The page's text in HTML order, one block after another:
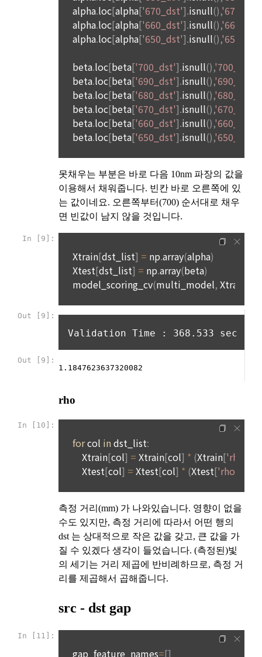
소셜 계정으로 로그인
시 보내시겠습니까?
데이콘 회원가입을 환영합니다. 메일 인증은 데이콘 회원가입
을 위한 필수 절차입니다. 아래 이메일을 인증하여 회원가입 절
차를 완료하여 주시기 바랍니다.
2. 수신확인통지를 받은 이용자는 의사표시의 불일치 등이 있는
경우에는 수신확인통지를 받은 후 즉시 구매 신청 변경 및 취소
를 요청할 수 있고 “사이트”는 제공 전에 이용자의 요청이 있는
경우에는 지체 없이 그 요청에 따라 처리하여야 한다. 다만 이미
제 13 조 (재화 및 서비스 등의 공급)
“사이트”는 이용자와 재화 및 서비스 등의 공급 시기에 관하여
별도의 약정이 없는 이상, 이용자가 청약을 한 날부터 재화 및 서
수 있도록 적절한 조치를 한다.
제14조(취소 및 환불)
완료된 날로부터 7일 이내에 요청하는 경우 구매를 취소하고 환
불을 받을 수 있다. “회사”는 주문이 완료된 날부터 7일 후에 제
기된 환불 요청에 대해 단독 재량권에 따라 승인 또는 거절할 권
한을 보유한다. 단, “서비스”에 결함이 있는 경우는 예외로 하며
이 경우에는 환불 정책이 적용된다. 어떤 이유로든 이용자가 환
불을 받는 경우 “회사”는 구매한 “서비스”에 대한 이용자의 액세
스를 중지할 권리를 보유한다.
제15조(청약철회 등)
1. “사이트”와 재화 및 서비스 등의 구매에 관한 계약을 체결한
13조 제2항에 따른 계약 내용에 관한 고지를 받은 날(그 고지를
는 재화 및 서비스 등을 공급받거나 재화 및 서비스 등의 공급이
시작된 날을 말한다)부터 7일 이내에는 청약의 철회를 할 수 있
다. 다만, 청약철회에 관하여 「전자상거래 등에서의 소비자보
호에 관한 법률」에 달리 정함이 있는 경우에는 동 법 규정에 따
당하는 경우에는 청약철회를 할 수 없다.
가. 이용자의 사용 또는 일부 소비에 의하여 재화 및 서비스 등의
가치가 현저히 감소한 경우
3. 제2항 제’나’호 경우에 “사이트”가 사전에 청약철회 등이 제한
되는 사실을 소비자가 쉽게 알 수 있는 곳에 명기하는 등의 조치
를 하지 않았다면 이용자의 청약철회 등이 제한되지 않는다.
등의 내용이 표시·광고 내용과 다르거나 계약내용과 다르게 이
행된 때에는 당해 재화 및 서비스 등을 공급받은 날부터 3월 이
내, 그 사실을 안 날 또는 알 수 있었던 날부터 30일 이내에 청약
관계법령에 의거하거나, 수사 목적으로 법령에 정해진 절차와
방법에 따라 수사기관의 요구가 있는 경우
보관하고 있습니다.
1) 국외 기업 회원
해외 취업을 원하는 회원의 개인정보를 제공하는 국외 기업이
있으며, 제휴를 통한 변동사항 발생 시 사전공지 합니다. 이 경우
개별적인 동의를 구하는 절차를 거치며, 동의가 없는 경우에는
-개인 정보를 제공 받는자 : 국외 기업회원
-개인정보를 제공받는 자의 개인정보 이용 목적 : 국외채용을 위
한 적합자 확인
-제공하는 개인정보의 항목 : 데이콘 인재풀 등록시 수집되는 항
목
-제공방법 : 데이콘 인재풀 DB를 통해 제공
-개인정보를 제공받는 자의 개인정보 보유 및 이용기간 : 제휴
6. 개인정보의 보유 및 이용기간
간 동안에 한하여 이용자의 개인정보를 보유 및 이용하게 됩니
다. 개인정보의 수집 및 이용에 대한 동의를 철회하는 경우, 수집
지체 없이 파기합니다.
합니다.
1) 상법 등 관계법령의 규정에 의하여 보존할 필요가 있는 경우
법령에서 규정한 보존기간 동안 거래내역과 최소한의 기본정보
① 계약 또는 청약철회 등에 관한 기록: 5년
② 대금결제 및 재화 등의 공급에 관한 기록: 5년
③ 소비자의 불만 또는 분쟁처리에 관한 기록: 3년
④ 부정이용 등에 관한 기록: 5년
정보를 파기하는 것을 원칙으로 합니다. 단, 회사를 통한 지원 이
력이 있는 회원의 탈퇴 시, 회사는 다음과 같은 보존이유로 탈퇴